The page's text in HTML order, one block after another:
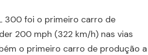
300 foi o primeiro carro de
200 mph (322 km/h) nas vias
o primeiro carro de produção a